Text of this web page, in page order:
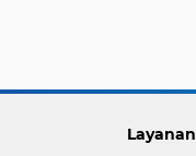
Layanan